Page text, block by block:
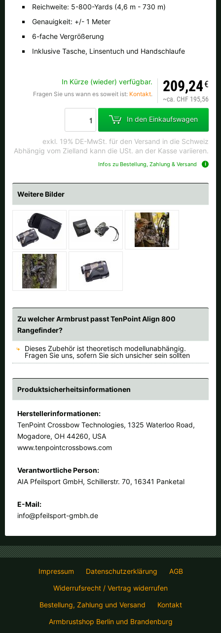
Reichweite: 5-800-Yards (4,6 m - 730 m)
Genauigkeit: +/- 1 Meter
6-fache Vergrößerung
Inklusive Tasche, Linsentuch und Handschlaufe
In Kürze (wieder) verfügbar.
Fragen Sie uns wann es soweit ist: Kontakt. 209,24€
~ca. CHF 195,56
In den Einkaufswagen
exkl. 19% DE-MwSt. für den Versand in die Schweiz
Abhängig vom Zielland kann die USt. an der Kasse variieren.
Infos zu Bestellung, Zahlung & Versand
Weitere Bilder
Zu welcher Armbrust passt TenPoint Align 800
Rangefinder?
Dieses Zubehör ist theoretisch modellunabhängig.
Fragen Sie uns, sofern Sie sich unsicher sein sollten
Produktsicherheitsinformationen
Herstellerinformationen:
TenPoint Crossbow Technologies, 1325 Waterloo Road,
Mogadore, OH 44260, USA
www.tenpointcrossbows.com
Verantwortliche Person:
AIA Pfeilsport GmbH, Schillerstr. 70, 16341 Panketal
E-Mail:
info@pfeilsport-gmbh.de
Sollte Ihr Land nicht verfübar sein, keine Sorge - wählen Sie einfach
"Schweiz" aus. Und erfragen die Versandkosten bei der Bestellung.
Impressum Datenschutzerklärung
AGB
Widerrufsrecht / Vertrag widerrufen
Bestellung, Zahlung und Versand
Kontakt
Armbrustshop Berlin und Brandenburg